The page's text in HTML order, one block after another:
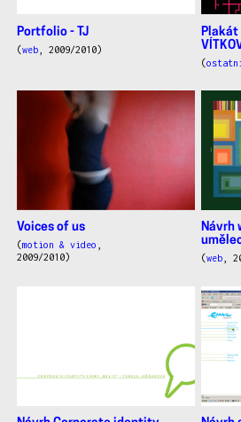
Portfolio - TJ
(web, 2009/2010)
Plakát
(
Voices of us
(motion & video
2009/2010)
Návrh
(web ,